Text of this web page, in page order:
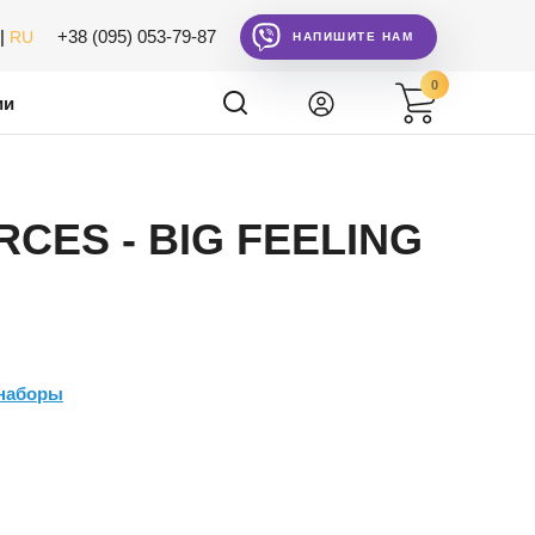
RU +38 (095) 053-79-87 НАПИШИТЕ НАМ
0
- BIG FEELING